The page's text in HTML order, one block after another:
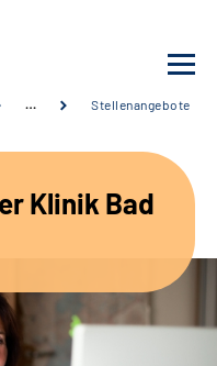
… Stellenangebote
Klinik Bad